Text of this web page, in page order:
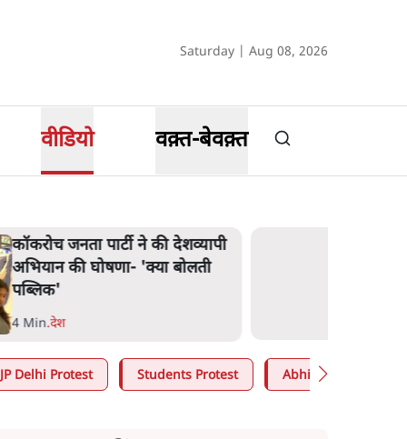
Saturday | Aug 08, 2026
वीडियो वक़्त-बेवक़्त
कॉकरोच जनता पार्टी ने की देशव्यापी
अभियान की घोषणा- 'क्या बोलती
पब्लिक'
4 Min.देश
Delhi Protest Students Protest Abhijeet Dipke